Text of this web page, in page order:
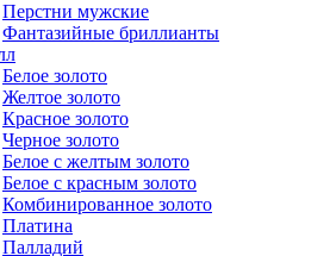
Перстни мужские
Фантазийные бриллианты
Белое золото
Желтое золото
Красное золото
Черное золото
Белое с желтым золото
Белое с красным золото
Комбинированное золото
Платина
Палладий